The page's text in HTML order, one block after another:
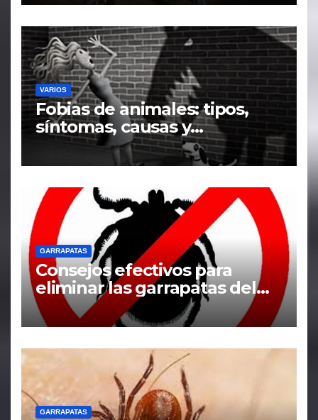
VARIOS
Fobias de animales: tipos,
síntomas, causas y
tratamiento
GARRAPATAS
Consejos efectivos para
eliminar las garrapatas del
hogar
GARRAPATAS